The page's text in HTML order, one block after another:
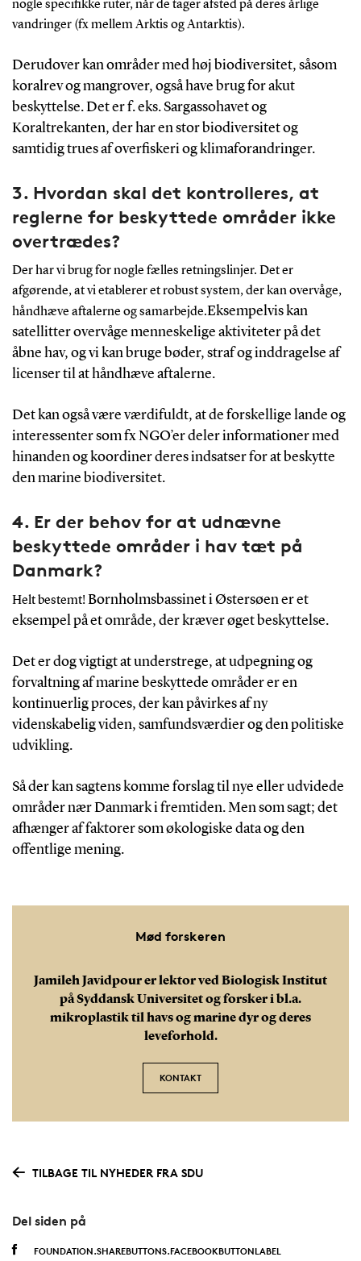
nogle specifikke ruter, når de tager afsted på deres årlige
vandringer (fx mellem Arktis og Antarktis).
Derudover kan områder med høj biodiversitet, såsom
koralrev og mangrover, også have brug for akut
beskyttelse. Det er f. eks. Sargassohavet og
Koraltrekanten, der har en stor biodiversitet og
samtidig trues af overfiskeri og klimaforandringer.
3. Hvordan skal det kontrolleres, at
reglerne for beskyttede områder ikke
overtrædes?
Der har vi brug for nogle fælles retningslinjer. Det er
afgørende, at vi etablerer et robust system, der kan overvåge,
håndhæve aftalerne og samarbejde.Eksempelvis kan
satellitter overvåge menneskelige aktiviteter på det
åbne hav, og vi kan bruge bøder, straf og inddragelse af
licenser til at håndhæve aftalerne.
Det kan også være værdifuldt, at de forskellige lande og
interessenter som fx NGO’er deler informationer med
hinanden og koordiner deres indsatser for at beskytte
den marine biodiversitet.
4. Er der behov for at udnævne
beskyttede områder i hav tæt på
Danmark?
Helt bestemt! Bornholmsbassinet i Østersøen er et
eksempel på et område, der kræver øget beskyttelse.
Det er dog vigtigt at understrege, at udpegning og
forvaltning af marine beskyttede områder er en
kontinuerlig proces, der kan påvirkes af ny
videnskabelig viden, samfundsværdier og den politiske
udvikling.
Så der kan sagtens komme forslag til nye eller udvidede
områder nær Danmark i fremtiden. Men som sagt; det
afhænger af faktorer som økologiske data og den
offentlige mening.
Mød forskeren
Jamileh Javidpour er lektor ved Biologisk Institut
på Syddansk Universitet og forsker i bl.a.
mikroplastik til havs og marine dyr og deres
leveforhold.
KONTAKT
TILBAGE TIL NYHEDER FRA SDU
Del siden på
FOUNDATION.SHAREBUTTONS.FACEBOOKBUTTONLABEL